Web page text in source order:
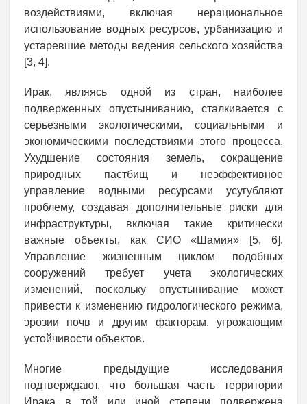
воздействиями, включая нерациональное
использование водных ресурсов, урбанизацию и
устаревшие методы ведения сельского хозяйства
[3, 4].
Ирак, являясь одной из стран, наиболее
подверженных опустыниванию, сталкивается с
серьезными экологическими, социальными и
экономическими последствиями этого процесса.
Ухудшение состояния земель, сокращение
природных пастбищ и неэффективное
управление водными ресурсами усугубляют
проблему, создавая дополнительные риски для
инфраструктуры, включая такие критически
важные объекты, как СИО «Шамия» [5, 6].
Управление жизненным циклом подобных
сооружений требует учета экологических
изменений, поскольку опустынивание может
привести к изменению гидрологического режима,
эрозии почв и другим факторам, угрожающим
устойчивости объектов.
Многие предыдущие исследования
подтверждают, что большая часть территории